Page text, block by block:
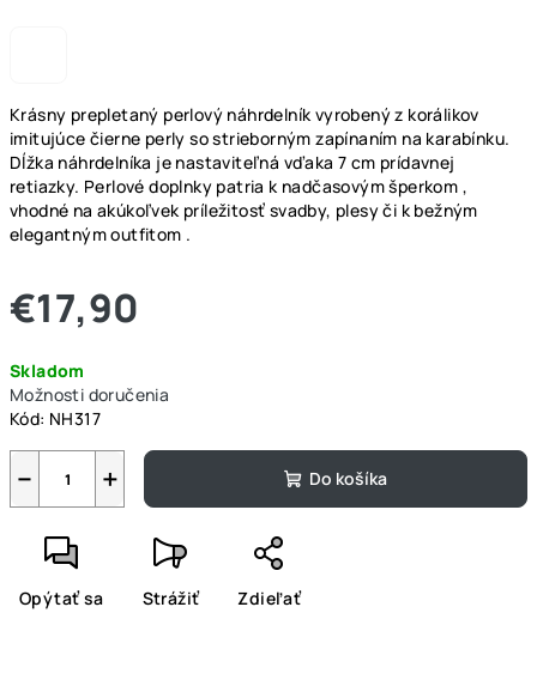
Krásny prepletaný perlový náhrdelník vyrobený z korálikov
imitujúce čierne perly so strieborným zapínaním na karabínku.
Dĺžka náhrdelníka je nastaviteľná vďaka 7 cm prídavnej
retiazky. Perlové doplnky patria k nadčasovým šperkom ,
vhodné na akúkoľvek príležitosť svadby, plesy či k bežným
elegantným outfitom .
€17,90
cena:
Skladom
Možnosti doručenia
Kód: NH317
+
− Do košíka
Opýtať sa Strážiť Zdieľať